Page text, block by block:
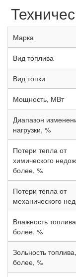
Марка
Вид топлива
Вид топки
Мощность, МВт
Диапазон
нагрузки, %
Потери тепла от
химического
более, %
Потери тепла от
механического
Влажность
более, %
Зольность
более, %